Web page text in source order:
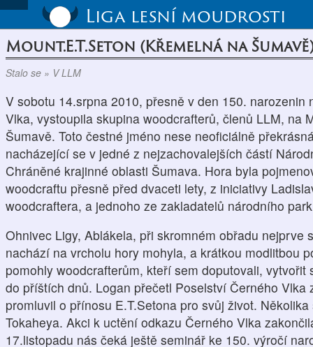
Liga lesní moudrosti
Mount.E.T.Seton (Křemelná na
Stalo se » V LLM
V sobotu 14.srpna 2010, přesně v den 150. narozenin
Vlka, vystoupila skupina woodcrafterů, členů LLM, na
Šumavě. Toto čestné jméno nese neoficiálně
nacházející se v jedné z nejzachovalejších částí
Chráněné krajinné oblasti Šumava. Hora byla
woodcraftu přesně před dvaceti lety, z iniciativy
woodcraftera, a jednoho ze zakladatelů národního
Ohnivec Ligy, Ablákela, při skromném obřadu nejprve
nachází na vrcholu hory mohyla, a krátkou modlitbou
pomohly woodcrafterům, kteří sem doputovali,
do příštích dnů. Logan přečetl Poselství Černého Vlka
promluvil o přínosu E.T.Setona pro svůj život.
Tokaheya. Akci k uctění odkazu Černého Vlka
17.listopadu nás čeká ještě seminář ke 150. výročí